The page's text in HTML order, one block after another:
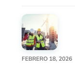
FEBRERO 18, 2026